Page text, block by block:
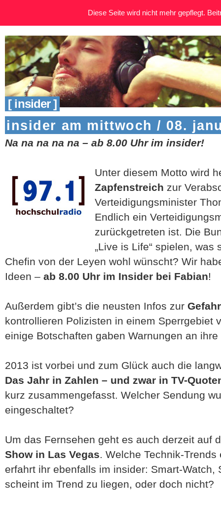
[ insider ]
insider am mittwoch / 08.
Na na na na na – ab 8.00 Uhr im insider!
Unter diesem Motto wird
Zapfenstreich zur
Verteidigungsminister
Endlich ein
zurückgetreten ist. Die
„Live is Life“ spielen,
Chefin von der Leyen wohl wünscht? Wir
Ideen – ab 8.00 Uhr im Insider bei Fabian!
Außerdem gibt’s die neusten Infos zur
kontrollieren Polizisten in einem Sperrgebiet
einige Botschaften gaben Warnungen an
2013 ist vorbei und zum Glück auch die
Das Jahr in Zahlen – und zwar in TV-
kurz zusammengefasst. Welcher Sendung
eingeschaltet?
Um das Fernsehen geht es auch derzeit auf
Show in Las Vegas. Welche Technik-
erfahrt ihr ebenfalls im insider: Smart-Watch,
scheint im Trend zu liegen, oder doch nicht?
Diese Seite wird nicht mehr gepflegt.